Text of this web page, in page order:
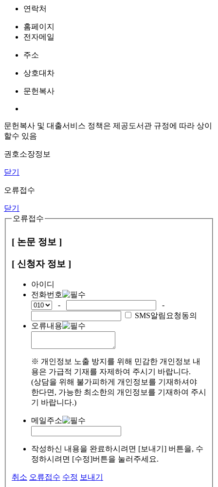
연락처
홈페이지
전자메일
주소
상호대차
문헌복사
문헌복사 및 대출서비스 정책은 제공도서관 규정에 따라 상이
할수 있음
권호소장정보
닫기
오류접수
닫기
오류접수
[ 논문 정보 ]
[ 신청자 정보 ]
아이디
전화번호
-
-
SMS알림요청동의
오류내용
※ 개인정보 노출 방지를 위해 민감한 개인정보 내
용은 가급적 기재를 자제하여 주시기 바랍니다.
(상담을 위해 불가피하게 개인정보를 기재하셔야
한다면, 가능한 최소한의 개인정보를 기재하여 주시
기 바랍니다.)
메일주소
작성하신 내용을 완료하시려면 [보내기] 버튼을, 수
정하시려면 [수정]버튼을 눌러주세요.
취소 오류접수 수정 보내기